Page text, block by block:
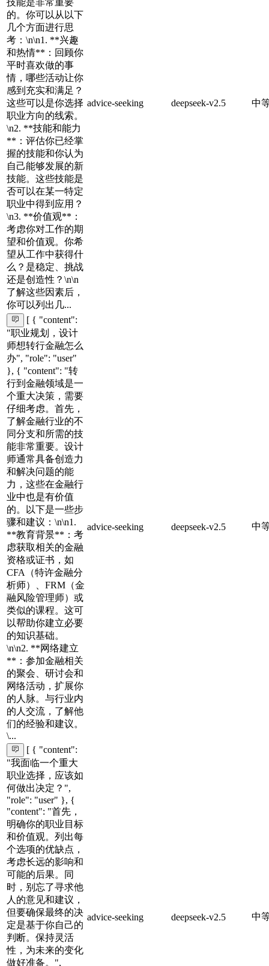
的。你可以从以下
几个方面进行思
考：\n\n1. **兴趣
和热情**：回顾你
平时喜欢做的事
情，哪些活动让你
感到充实和满足？
这些可以是你选择
职业方向的线索。
\n2. **技能和能力
**：评估你已经掌
握的技能和你认为
自己能够发展的新
技能。这些技能是
否可以在某一特定
职业中得到应用？
\n3. **价值观**：
考虑你对工作的期
望和价值观。你希
望从工作中获得什
么？是稳定、挑战
还是创造性？\n\n
了解这些因素后，
你可以列出几...
advice-seeking deepseek-v2.5 中
[ { "content":
"职业规划，设计
师想转行金融怎么
办", "role": "user"
}, { "content": "转
行到金融领域是一
个重大决策，需要
仔细考虑。首先，
了解金融行业的不
同分支和所需的技
能非常重要。设计
师通常具备创造力
和解决问题的能
力，这些在金融行
业中也是有价值
的。以下是一些步
骤和建议：\n\n1.
**教育背景**：考
虑获取相关的金融
资格或证书，如
CFA（特许金融分
析师）、FRM（金
融风险管理师）或
类似的课程。这可
以帮助你建立必要
的知识基础。
\n\n2. **网络建立
**：参加金融相关
的聚会、研讨会和
网络活动，扩展你
的人脉。与行业内
的人交流，了解他
们的经验和建议。
\...
advice-seeking deepseek-v2.5 中
[ { "content":
"我面临一个重大
职业选择，应该如
何做出决定？",
"role": "user" }, {
"content": "首先，
明确你的职业目标
和价值观。列出每
个选项的优缺点，
考虑长远的影响和
可能的后果。同
时，别忘了寻求他
人的意见和建议，
但要确保最终的决
定是基于你自己的
判断。保持灵活
性，为未来的变化
做好准备。",
advice-seeking deepseek-v2.5 中